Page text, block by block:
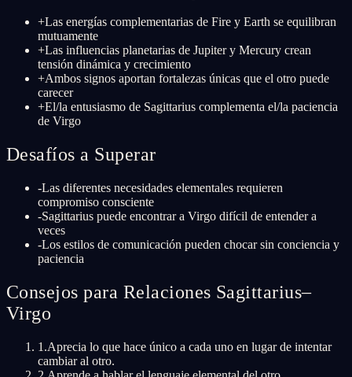
+Las energías complementarias de Fire y Earth se equilibran
mutuamente
+Las influencias planetarias de Jupiter y Mercury crean
tensión dinámica y crecimiento
+Ambos signos aportan fortalezas únicas que el otro puede
carecer
+El/la entusiasmo de Sagittarius complementa el/la paciencia
de Virgo
Desafíos a Superar
-Las diferentes necesidades elementales requieren
compromiso consciente
-Sagittarius puede encontrar a Virgo difícil de entender a
veces
-Los estilos de comunicación pueden chocar sin conciencia y
paciencia
Consejos para Relaciones Sagittarius–
Virgo
1 .Aprecia lo que hace único a cada uno en lugar de intentar
cambiar al otro.